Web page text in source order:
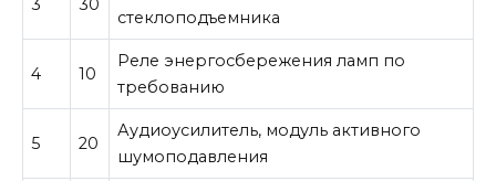
3 30
стеклоподъемника
4 10
Реле энергосбережения ламп по
требованию
5 20
Аудиоусилитель, модуль активного
шумоподавления